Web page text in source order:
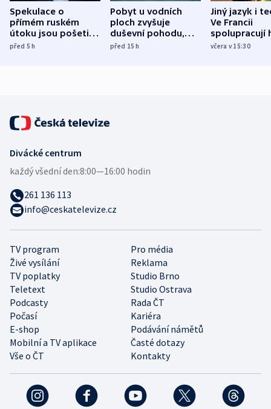
Spekulace o
přímém ruském
útoku jsou pošetilé,
míní estonský
před 5h
Pobyt u vodních
ploch zvyšuje
duševní pohodu,
ukázala
před 15h
Jiný jazyk i
Ve Francii
spolupracují
různých zemí
včera v 15:30
TV program
Pro média
Živé vysílání
Reklama
TV poplatky
Studio Brno
Teletext
Studio Ostrava
Podcasty
Rada ČT
Počasí
Kariéra
E-shop
Podávání námětů
Mobilní a TV aplikace
Časté dotazy
Vše o ČT
Kontakty
Divácké centrum
každý všední den:8:00—16:00 hodin
261 136 113
info@ceskatelevize.cz